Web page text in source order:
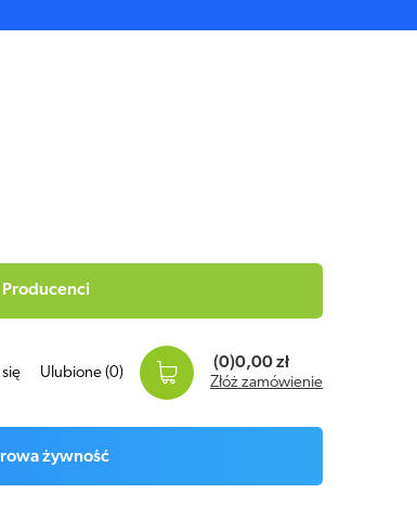
Producenci
Ulubione (0)
(0)0,00 zł
Złóż zamówienie
żywność